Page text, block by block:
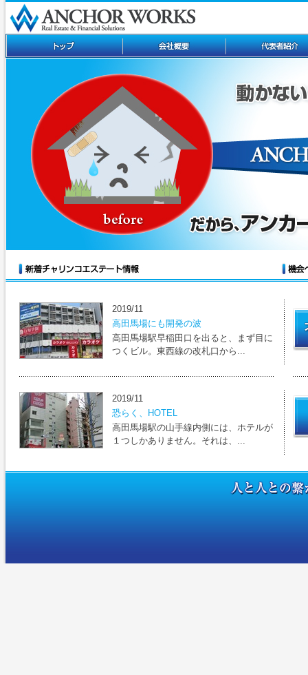
2019/11
高田馬場にも開発の波
高田馬場駅早稲田口を出ると、まず目に
つくビル。東西線の改札口から...
2019/11
恐らく、HOTEL
高田馬場駅の山手線内側には、ホテルが
１つしかありません。それは、...